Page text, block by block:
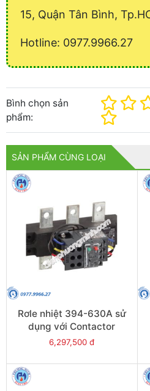
15, Quận Tân Bình,
Hotline: 0977.9966.27
Bình chọn sản
phẩm:
SẢN PHẨM CÙNG LOẠI
Rơle nhiệt 394-630A sử
dụng với Contactor
LC1E630 - Model LRE489
6,297,500 đ